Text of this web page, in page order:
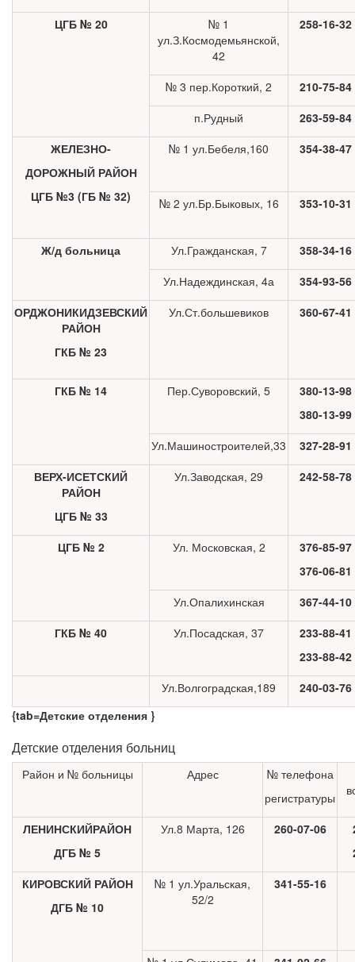
ЦГБ № 20
№ 1
ул.З.Космодемьянской,
42
258-16-32
№ 3 пер.Короткий, 2
210-75-84
п.Рудный
263-59-84
ЖЕЛЕЗНО-
ДОРОЖНЫЙ РАЙОН
ЦГБ №3 (ГБ № 32)
№ 1 ул.Бебеля,160 354-38-47
№ 2 ул.Бр.Быковых, 16 353-10-31
Ж/д больница Ул.Гражданская, 7
358-34-16
Ул.Надеждинская, 4а
354-93-56
ОРДЖОНИКИДЗЕВСКИЙ
РАЙОН
ГКБ № 23
Ул.Ст.большевиков 360-67-41
ГКБ № 14 Пер.Суворовский, 5
380-13-98
380-13-99
Ул.Машиностроителей,33
327-28-91
ВЕРХ-ИСЕТСКИЙ
РАЙОН
ЦГБ № 33
Ул.Заводская, 29 242-58-78
ЦГБ № 2 Ул. Московская, 2
376-85-97
376-06-81
Ул.Опалихинская
367-44-10
ГКБ № 40
Ул.Посадская, 37
233-88-41
233-88-42
Ул.Волгоградская,189
240-03-76
{tab=Детские отделения }
Детские отделения больниц
Район и № больницы Адрес
№ телефона
регистратуры
ЛЕНИНСКИЙРАЙОН
ДГБ № 5
Ул.8 Марта, 126 260-07-06
КИРОВСКИЙ РАЙОН
ДГБ № 10
№ 1 ул.Уральская,
52/2
341-55-16